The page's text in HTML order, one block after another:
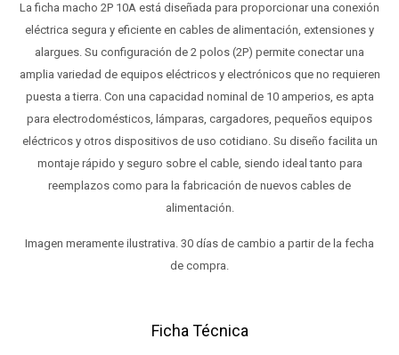
La ficha macho 2P 10A está diseñada para proporcionar una conexión
eléctrica segura y eficiente en cables de alimentación, extensiones y
alargues. Su configuración de 2 polos (2P) permite conectar una
amplia variedad de equipos eléctricos y electrónicos que no requieren
puesta a tierra. Con una capacidad nominal de 10 amperios, es apta
para electrodomésticos, lámparas, cargadores, pequeños equipos
eléctricos y otros dispositivos de uso cotidiano. Su diseño facilita un
montaje rápido y seguro sobre el cable, siendo ideal tanto para
reemplazos como para la fabricación de nuevos cables de
alimentación.
Imagen meramente ilustrativa. 30 días de cambio a partir de la fecha
de compra.
Ficha Técnica